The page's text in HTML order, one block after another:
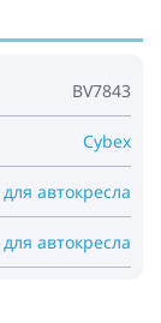
BV7843
Cybex
автокресла
автокресла